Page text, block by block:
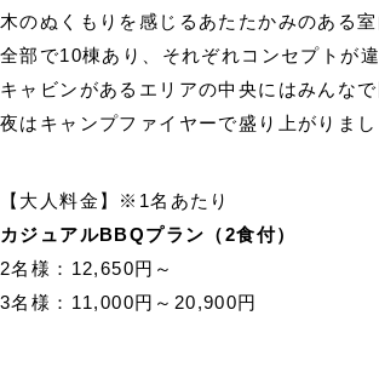
木のぬくもりを感じるあたたかみのある室
全部で10棟あり、それぞれコンセプトが違
キャビンがあるエリアの中央にはみんなで
夜はキャンプファイヤーで盛り上がりまし
【大人料金】※1名あたり
カジュアルBBQプラン（2食付）
2名様：12,650円～
3名様：11,000円～20,900円